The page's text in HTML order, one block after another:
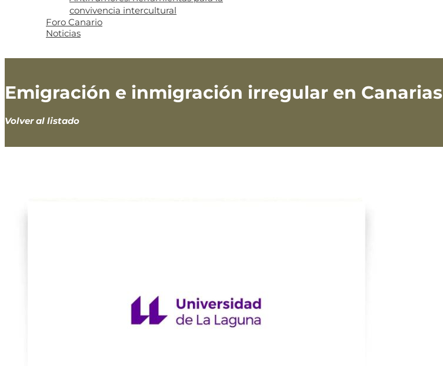
convivencia intercultural
Foro Canario
Noticias
Emigración e inmigración irregular en Canarias
Volver al listado